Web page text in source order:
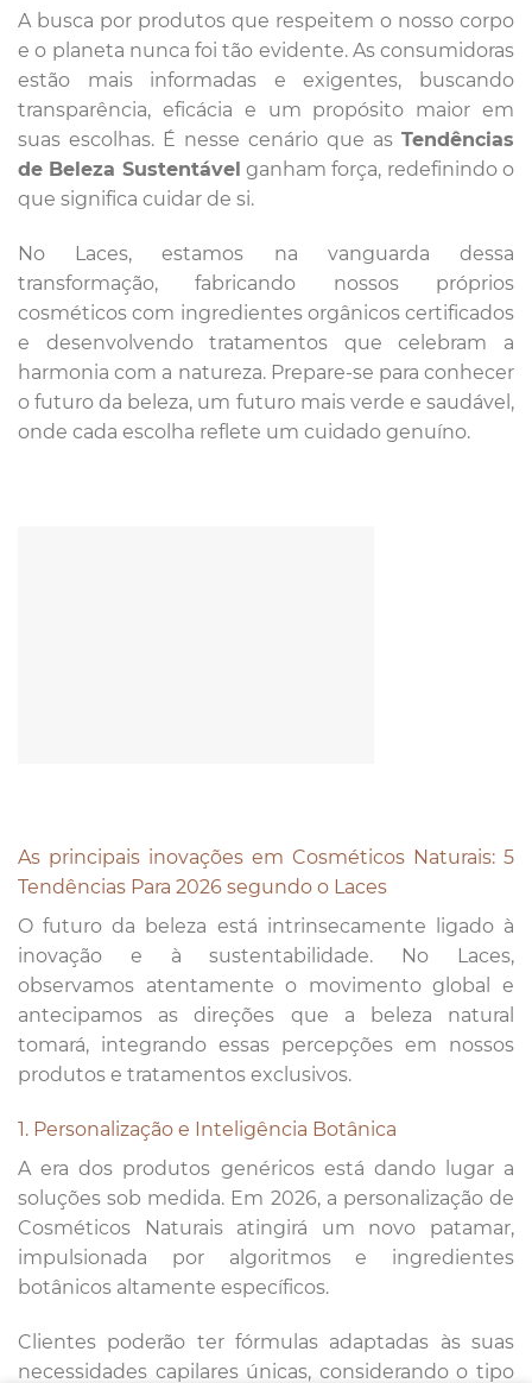
A busca por produtos que respeitem o nosso corpo
e o planeta nunca foi tão evidente. As consumidoras
estão mais informadas e exigentes, buscando
transparência, eficácia e um propósito maior em
suas escolhas. É nesse cenário que as Tendências
de Beleza Sustentável ganham força, redefinindo o
que significa cuidar de si.
No Laces, estamos na vanguarda dessa
transformação, fabricando nossos próprios
cosméticos com ingredientes orgânicos certificados
e desenvolvendo tratamentos que celebram a
harmonia com a natureza. Prepare-se para conhecer
o futuro da beleza, um futuro mais verde e saudável,
onde cada escolha reflete um cuidado genuíno.
As principais inovações em Cosméticos Naturais: 5
Tendências Para 2026 segundo o Laces
O futuro da beleza está intrinsecamente ligado à
inovação e à sustentabilidade. No Laces,
observamos atentamente o movimento global e
antecipamos as direções que a beleza natural
tomará, integrando essas percepções em nossos
produtos e tratamentos exclusivos.
1. Personalização e Inteligência Botânica
A era dos produtos genéricos está dando lugar a
soluções sob medida. Em 2026, a personalização de
Cosméticos Naturais atingirá um novo patamar,
impulsionada por algoritmos e ingredientes
botânicos altamente específicos.
Clientes poderão ter fórmulas adaptadas às suas
necessidades capilares únicas, considerando o tipo